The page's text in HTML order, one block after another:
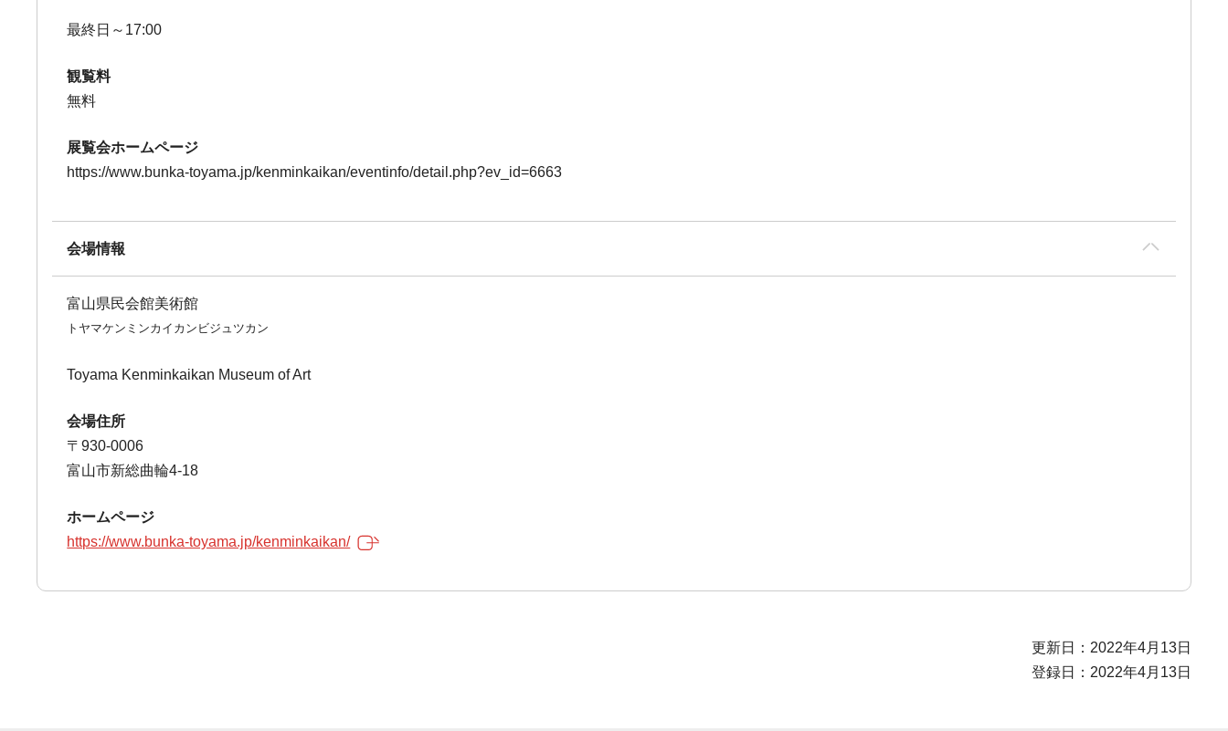
最終日～17:00
観覧料
無料
展覧会ホームページ
https://www.bunka-toyama.jp/kenminkaikan/eventinfo/detail.php?ev_id=6663
会場情報
富山県民会館美術館
トヤマケンミンカイカンビジュツカン
Toyama Kenminkaikan Museum of Art
会場住所
〒930-0006
富山市新総曲輪4-18
ホームページ
https://www.bunka-toyama.jp/kenminkaikan/
更新日：2022年4月13日
登録日：2022年4月13日